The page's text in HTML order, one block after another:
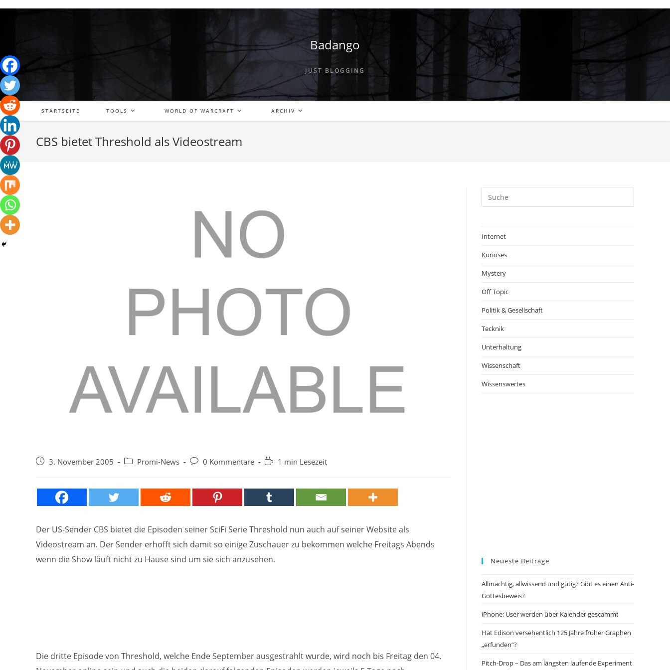
Badango
JUST BLOGGING
STARTSEITE TOOLS WORLD OF WARCRAFT ARCHIV
CBS bietet Threshold als Videostream
Beitrag3. November 2005
Beitrags-
Promi-News
Beitrags-
0 Kommentare Lesedauer:
1 min Lesezeit
Der US-Sender CBS bietet die Episoden seiner SciFi Serie Threshold nun auch auf seiner Website als
Videostream an. Der Sender erhofft sich damit so einige Zuschauer zu bekommen welche Freitags Abends
wenn die Show läuft nicht zu Hause sind um sie sich anzusehen.
Die dritte Episode von Threshold, welche Ende September ausgestrahlt wurde, wird noch bis Freitag den 04.
Internet
Kurioses
Mystery
Off Topic
Politik & Gesellschaft
Tecknik
Unterhaltung
Wissenschaft
Wissenswertes
Neueste Beiträge
Allmächtig, allwissend und gütig? Gibt es einen Anti-
Gottesbeweis?
iPhone: User werden über Kalender gescammt
Hat Edison versehentlich 125 Jahre früher Graphen
„erfunden“?
Pitch-Drop – Das am längsten laufende Experiment